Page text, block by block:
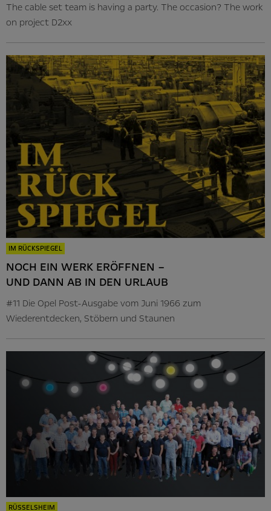
The cable set team is having a party. The occasion? The work
on project D2xx
IM RÜCKSPIEGEL
NOCH EIN WERK ERÖFFNEN –
UND DANN AB IN DEN URLAUB
#11 Die Opel Post-Ausgabe vom Juni 1966 zum
Wiederentdecken, Stöbern und Staunen
RÜSSELSHEIM